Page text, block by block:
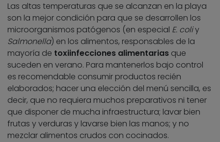
Las altas temperaturas que se alcanzan en la playa
son la mejor condición para que se desarrollen los
microorganismos patógenos (en especial E. coliy
Salmonella) en los alimentos, responsables de la
mayoría de toxiinfecciones alimentarias que
suceden en verano. Para mantenerlos bajo control
es recomendable consumir productos recién
elaborados; hacer una elección del menú sencilla, es
decir, que no requiera muchos preparativos ni tener
que disponer de mucha infraestructura; lavar bien
frutas y verduras y lavarse bien las manos; y no
mezclar alimentos crudos con cocinados.